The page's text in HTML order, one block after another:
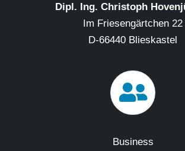
Dipl. Ing. Christoph
Im Friesengärtchen 22
D-66440 Blieskastel
Business